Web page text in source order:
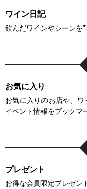
ワイン日記
飲んだワインやシーンを
お気に入り
お気に入りのお店や、
イベント情報をブックマ
プレゼント
お得な会員限定プレゼン